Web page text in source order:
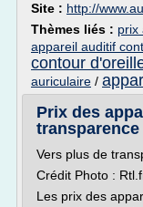
Site : http://
Thèmes liés : prix
appareil auditif
contour
auriculaire /
Prix des
transparence
Vers plus de
Crédit Photo :
Les prix des